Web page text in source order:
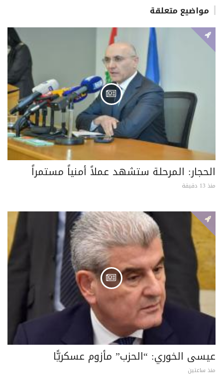
مواضيع متعلقة
الحجار: المرحلة ستشهد عملاً أمنياً مستمراً
منذ 13 دقيقة
عيسى الخوري: “الحزب” مأزوم عسكريًّا
منذ ساعتين